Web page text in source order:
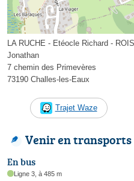
LA RUCHE - Etéocle Richard -
Jonathan
7 chemin des Primevères
73190 Challes-les-Eaux
Trajet Waze
Venir en transports
En bus
Ligne 3, à 485 m